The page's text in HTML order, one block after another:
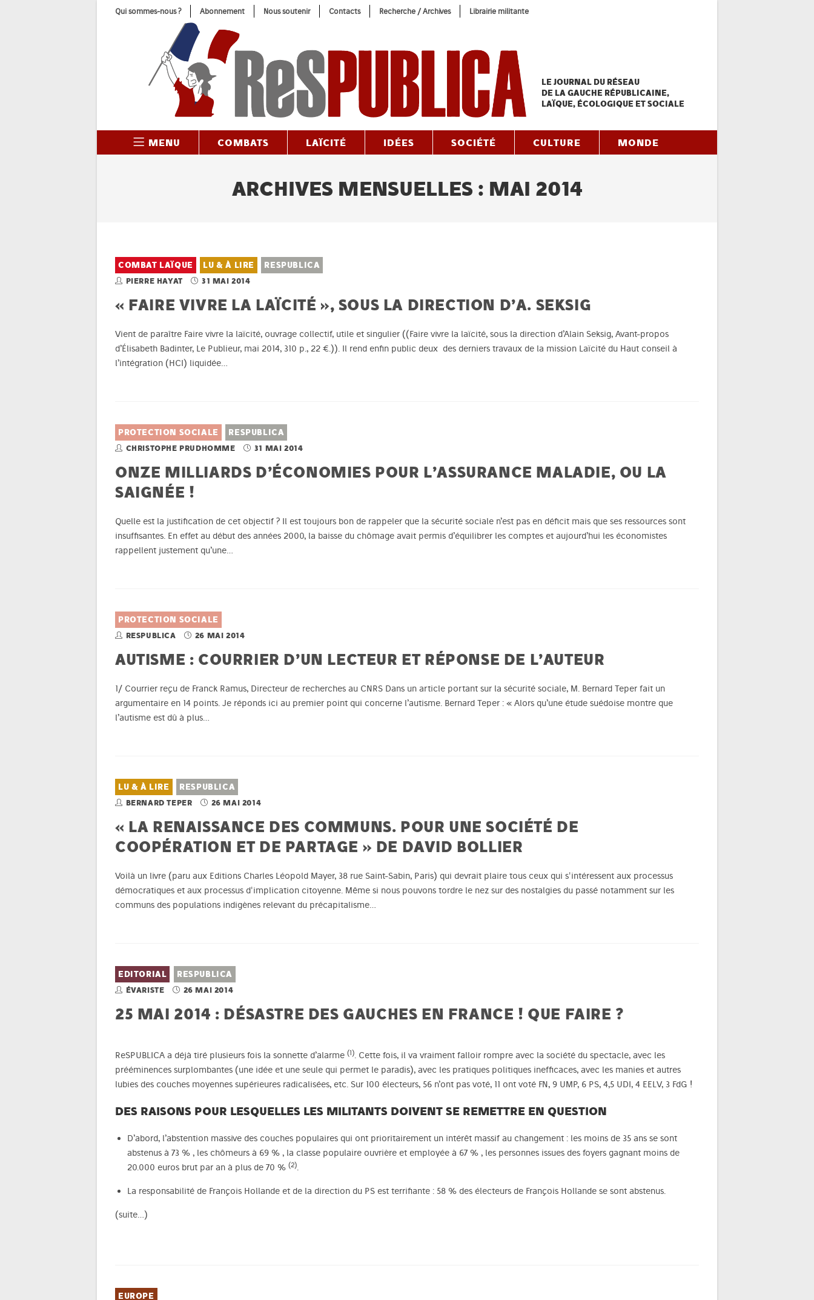
Qui sommes-nous ? Abonnement Nous soutenir Contacts Recherche / Archives Librairie militante
LE JOURNAL DU RÉSEAU
DE LA GAUCHE RÉPUBLICAINE,
LAÏQUE, ÉCOLOGIQUE ET SOCIALE
MENU COMBATS LAÏCITÉ IDÉES SOCIÉTÉ CULTURE MONDE
ARCHIVES MENSUELLES : MAI 2014
COMBAT LAÏQUE LU & À LIRE RESPUBLICA
PIERRE HAYAT 31 MAI 2014
« FAIRE VIVRE LA LAÏCITÉ », SOUS LA DIRECTION D’A. SEKSIG
Vient de paraître Faire vivre la laïcité, ouvrage collectif, utile et singulier ((Faire vivre la laïcité, sous la direction d’Alain Seksig, Avant-propos
d’Élisabeth Badinter, Le Publieur, mai 2014, 310 p., 22 €.)). Il rend enfin public deux des derniers travaux de la mission Laïcité du Haut conseil à
l’intégration (HCI) liquidée…
PROTECTION SOCIALE RESPUBLICA
CHRISTOPHE PRUDHOMME 31 MAI 2014
ONZE MILLIARDS D’ÉCONOMIES POUR L’ASSURANCE MALADIE, OU LA
SAIGNÉE !
Quelle est la justification de cet objectif ? Il est toujours bon de rappeler que la sécurité sociale n’est pas en déficit mais que ses ressources sont
insuffisantes. En effet au début des années 2000, la baisse du chômage avait permis d’équilibrer les comptes et aujourd’hui les économistes
rappellent justement qu’une…
PROTECTION SOCIALE
RESPUBLICA 26 MAI 2014
AUTISME : COURRIER D’UN LECTEUR ET RÉPONSE DE L’AUTEUR
1/ Courrier reçu de Franck Ramus, Directeur de recherches au CNRS Dans un article portant sur la sécurité sociale, M. Bernard Teper fait un
argumentaire en 14 points. Je réponds ici au premier point qui concerne l’autisme. Bernard Teper : « Alors qu’une étude suédoise montre que
l’autisme est dû à plus…
LU & À LIRE RESPUBLICA
BERNARD TEPER 26 MAI 2014
« LA RENAISSANCE DES COMMUNS. POUR UNE SOCIÉTÉ DE
COOPÉRATION ET DE PARTAGE » DE DAVID BOLLIER
Voilà un livre (paru aux Editions Charles Léopold Mayer, 38 rue Saint-Sabin, Paris) qui devrait plaire tous ceux qui s'intéressent aux processus
démocratiques et aux processus d'implication citoyenne. Même si nous pouvons tordre le nez sur des nostalgies du passé notamment sur les
communs des populations indigènes relevant du précapitalisme…
EDITORIAL RESPUBLICA
ÉVARISTE 26 MAI 2014
25 MAI 2014 : DÉSASTRE DES GAUCHES EN FRANCE ! QUE FAIRE ?​
ReSPUBLICA a déjà tiré plusieurs fois la sonnette d’alarme (1). Cette fois, il va vraiment falloir rompre avec la société du spectacle, avec les
prééminences surplombantes (une idée et une seule qui permet le paradis), avec les pratiques politiques inefficaces, avec les manies et autres
lubies des couches moyennes supérieures radicalisées, etc. Sur 100 électeurs, 56 n’ont pas voté, 11 ont voté FN, 9 UMP, 6 PS, 4,5 UDI, 4 EELV, 3 FdG !
DES RAISONS POUR LESQUELLES LES MILITANTS DOIVENT SE REMETTRE EN QUESTION
D’abord, l’abstention massive des couches populaires qui ont prioritairement un intérêt massif au changement : les moins de 35 ans se sont
abstenus à 73 % , les chômeurs à 69 % , la classe populaire ouvrière et employée à 67 % , les personnes issues des foyers gagnant moins de
20.000 euros brut par an à plus de 70 % (2).
La responsabilité de François Hollande et de la direction du PS est terrifiante : 58 % des électeurs de François Hollande se sont abstenus.
(suite…)
EUROPE